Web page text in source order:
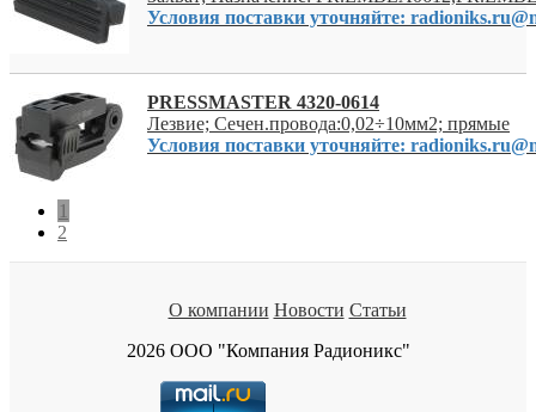
Условия поставки уточняйте:
PRESSMASTER 4320-0614
Лезвие; Сечен.провода:0,02÷10мм2; прямые
Условия поставки уточняйте:
1
2
О компании Новости Статьи
2026 ООО "Компания Радионикс"